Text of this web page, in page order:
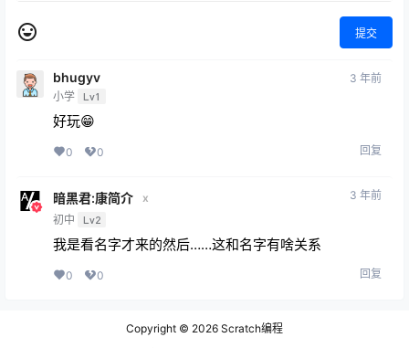
提交
bhugyv
小学 Lv1
3 年前
好玩😁
0 0 回复
暗黑君:康简介
x
初中
Lv2
3 年前
我是看名字才来的然后……这和名字有啥关系
0 0 回复
Copyright © 2026 Scratch编程